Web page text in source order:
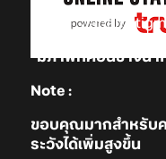
*มีภาพที่ค่อนข้างน่าก
Note :
ขอบคุณมากสำหรับค
ระวังได้เพิ่มสูงขึ้น